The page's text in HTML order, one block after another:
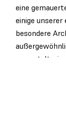
eine
einige
besondere
an